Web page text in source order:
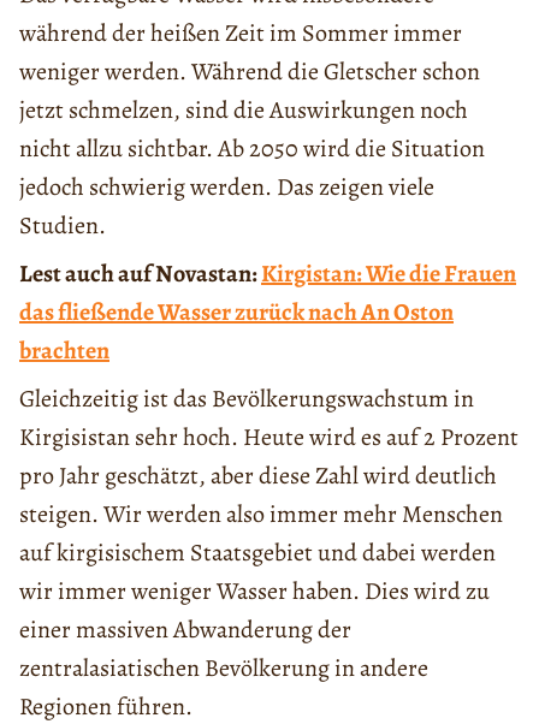
während der heißen Zeit im Sommer immer
weniger werden. Während die Gletscher schon
jetzt schmelzen, sind die Auswirkungen noch
nicht allzu sichtbar. Ab 2050 wird die Situation
jedoch schwierig werden. Das zeigen viele
Studien.
Lest auch auf Novastan:Kirgistan: Wie die Frauen
das fließende Wasser zurück nach An Oston
brachten
Gleichzeitig ist das Bevölkerungswachstum in
Kirgisistan sehr hoch. Heute wird es auf 2 Prozent
pro Jahr geschätzt, aber diese Zahl wird deutlich
steigen. Wir werden also immer mehr Menschen
auf kirgisischem Staatsgebiet und dabei werden
wir immer weniger Wasser haben. Dies wird zu
einer massiven Abwanderung der
zentralasiatischen Bevölkerung in andere
Regionen führen.